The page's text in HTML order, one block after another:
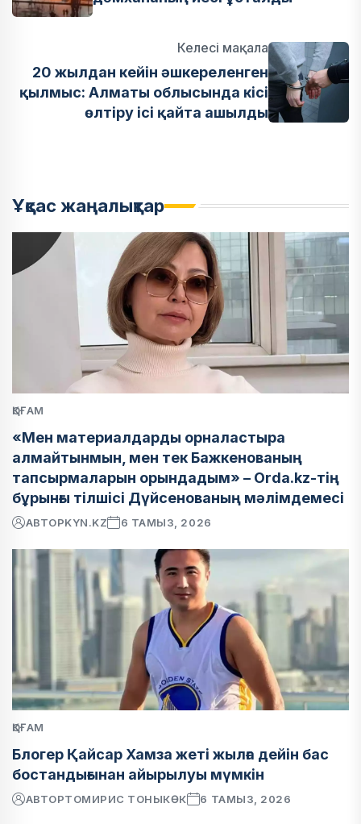
Келесі мақала
20 жылдан кейін әшкереленген
қылмыс: Алматы облысында кісі
өлтіру ісі қайта ашылды
Ұқсас жаңалықтар
ҚОҒАМ
«Мен материалдарды орналастыра
алмайтынмын, мен тек Бажкенованың
тапсырмаларын орындадым» – Orda.kz-тің
бұрынғы тілшісі Дүйсенованың мәлімдемесі
АВТОРKYN.KZ 6 ТАМЫЗ, 2026
ҚОҒАМ
Блогер Қайсар Хамза жеті жылға дейін бас
бостандығынан айырылуы мүмкін
АВТОРТОМИРИС ТОНЫКӨК 6 ТАМЫЗ, 2026